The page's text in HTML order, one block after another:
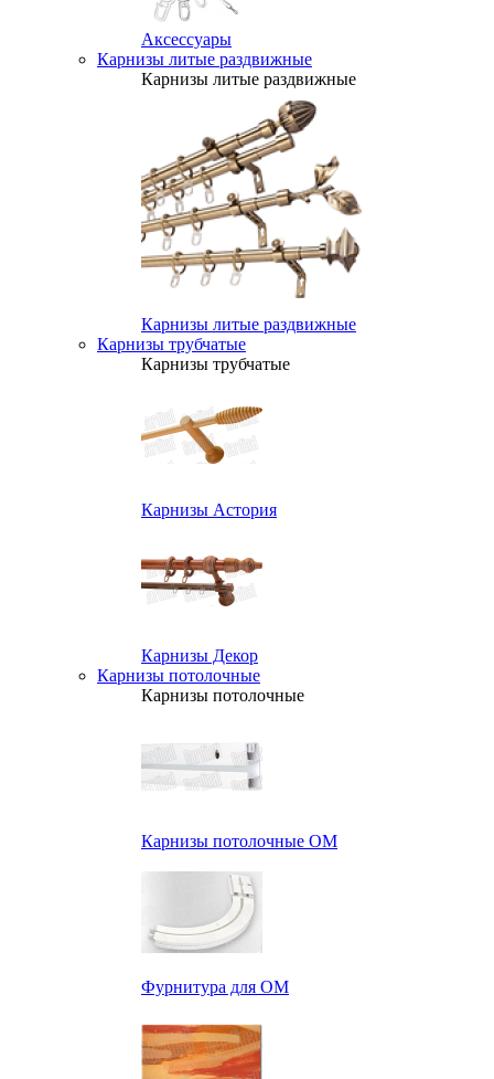
Аксессуары
Карнизы литые раздвижные
Карнизы литые раздвижные
Карнизы литые раздвижные
Карнизы трубчатые
Карнизы трубчатые
Карнизы Астория
Карнизы Декор
Карнизы потолочные
Карнизы потолочные
Карнизы потолочные ОМ
Фурнитура для ОМ